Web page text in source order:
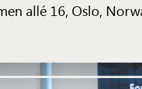
allé 16, Oslo,